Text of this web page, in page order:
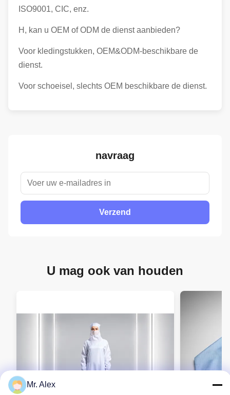
ISO9001, CIC, enz.
H, kan u OEM of ODM de dienst aanbieden?
Voor kledingstukken, OEM&ODM-beschikbare de
dienst.
Voor schoeisel, slechts OEM beschikbare de dienst.
navraag
Verzend
U mag ook van houden
Mr. Alex